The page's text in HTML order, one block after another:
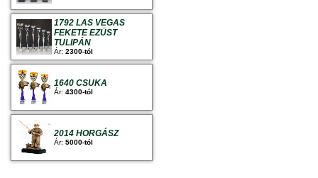
1792 LAS VEGAS
FEKETE EZÜST
TULIPÁN
Ár: 2300-tól
1640 CSUKA
Ár: 4300-tól
2014 HORGÁSZ
Ár: 5000-tól